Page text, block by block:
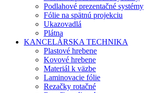
Podlahové prezentačné systémy
Fólie na spätnú projekciu
Ukazovadlá
Plátna
KANCELÁRSKA TECHNIKA
Plastové hrebene
Kovové hrebene
Materiál k väzbe
Laminovacie fólie
Rezačky rotačné